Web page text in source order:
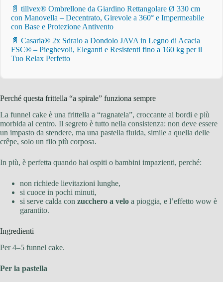
📄 tillvex® Ombrellone da Giardino Rettangolare Ø 330 cm
con Manovella – Decentrato, Girevole a 360° e Impermeabile
con Base e Protezione Antivento
📄 Casaria® 2x Sdraio a Dondolo JAVA in Legno di Acacia
FSC® – Pieghevoli, Eleganti e Resistenti fino a 160 kg per il
Tuo Relax Perfetto
Perché questa frittella “a spirale” funziona sempre
La funnel cake è una frittella a “ragnatela”, croccante ai bordi e più
morbida al centro. Il segreto è tutto nella consistenza: non deve essere
un impasto da stendere, ma una pastella fluida, simile a quella delle
crêpe, solo un filo più corposa.
In più, è perfetta quando hai ospiti o bambini impazienti, perché:
non richiede lievitazioni lunghe,
si cuoce in pochi minuti,
si serve calda con zucchero a velo a pioggia, e l’effetto wow è
garantito.
Ingredienti
Per 4–5 funnel cake.
Per la pastella